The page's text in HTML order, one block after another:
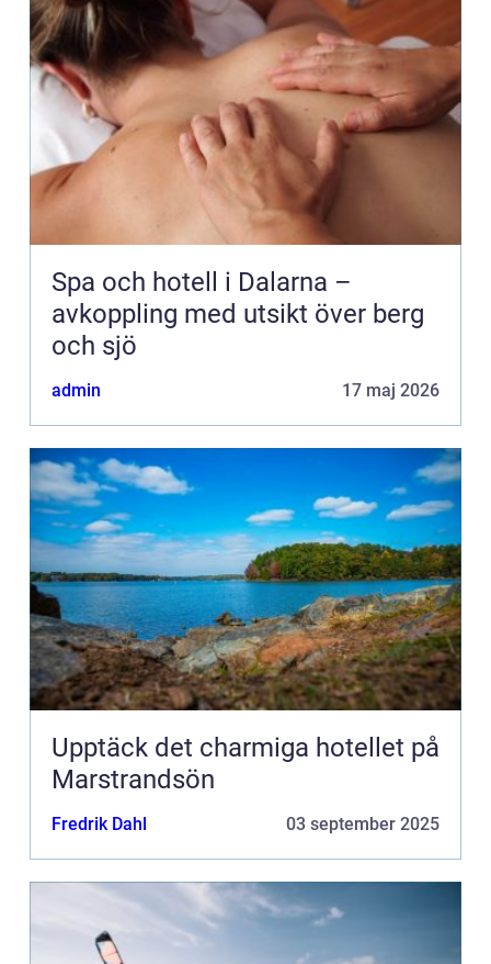
Spa och hotell i Dalarna –
avkoppling med utsikt över berg
och sjö
admin 17 maj 2026
Upptäck det charmiga hotellet på
Marstrandsön
Fredrik Dahl 03 september 2025